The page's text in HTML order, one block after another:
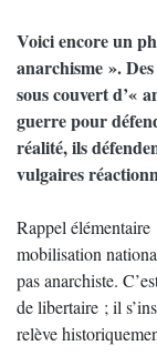
Voici encore un
anarchisme ».
sous couvert d’«
guerre pour
réalité, ils
vulgaires
Rappel
mobilisation
pas anarchiste.
de libertaire ; il
relève